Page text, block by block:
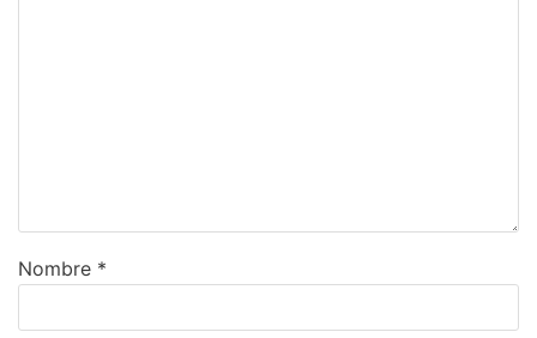
Nombre *